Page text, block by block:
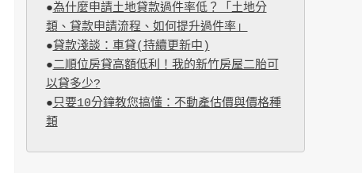
●為什麼申請土地貸款過件率低？「土地分
類、貸款申請流程、如何提升過件率」
●貸款淺談：車貸(持續更新中)
●二順位房貸高額低利！我的新竹房屋二胎可
以貸多少?
●只要10分鐘教您搞懂：不動產估價與價格種
類